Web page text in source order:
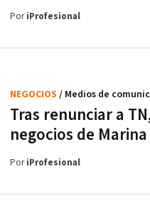
PoriProfesional
Tras renunciar a
negocios de
NEGOCIOS / Medios de
PoriProfesional